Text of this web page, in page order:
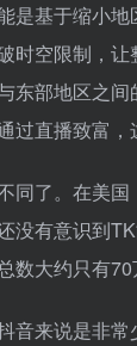
是基于缩小
时空限制，
东部地区之
过直播致富，
同了。在美
没有意识到
数大约只有70
音来说是非